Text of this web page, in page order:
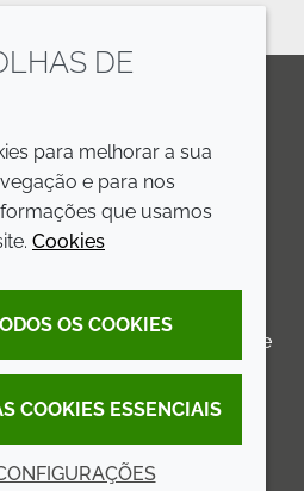
YoutubeLine
LEGAL
Termos e condições
Declaração de Acessibilidade
DE
para melhorar a sua
e para nos
que usamos
Cookies
OS COOKIES
COOKIES ESSENCIAIS